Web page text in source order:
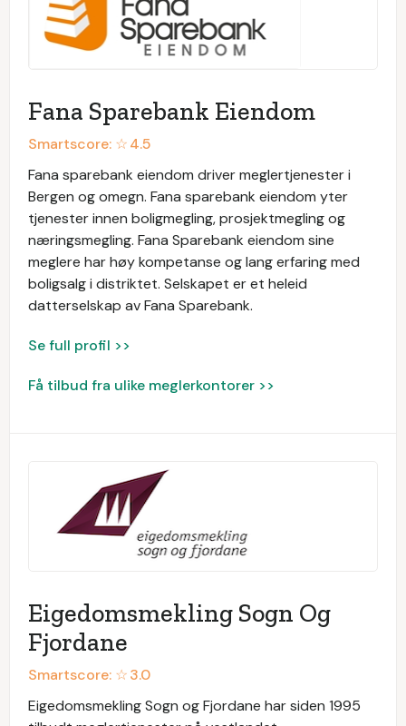
Fana Sparebank Eiendom
Smartscore: ☆4.5
Fana sparebank eiendom driver meglertjenester i
Bergen og omegn. Fana sparebank eiendom yter
tjenester innen boligmegling, prosjektmegling og
næringsmegling. Fana Sparebank eiendom sine
meglere har høy kompetanse og lang erfaring med
boligsalg i distriktet. Selskapet er et heleid
datterselskap av Fana Sparebank.
Se full profil >>
Få tilbud fra ulike meglerkontorer >>
Eigedomsmekling Sogn Og
Fjordane
Smartscore: ☆3.0
Eigedomsmekling Sogn og Fjordane har siden 1995